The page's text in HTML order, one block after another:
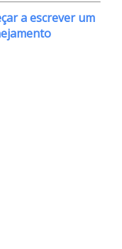
a escrever um